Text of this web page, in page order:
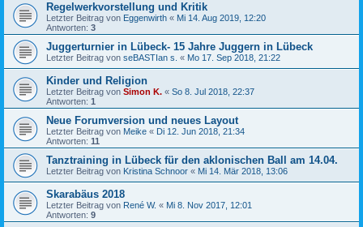
Regelwerkvorstellung und Kritik
Letzter Beitrag von Eggenwirth « Mi 14. Aug 2019, 12:20
Antworten: 3
Juggerturnier in Lübeck- 15 Jahre Juggern in Lübeck
Letzter Beitrag von seBASTIan s. « Mo 17. Sep 2018, 21:22
Kinder und Religion
Letzter Beitrag von Simon K. « So 8. Jul 2018, 22:37
Antworten: 1
Neue Forumversion und neues Layout
Letzter Beitrag von Meike « Di 12. Jun 2018, 21:34
Antworten: 11
Tanztraining in Lübeck für den aklonischen Ball am 14.04.
Letzter Beitrag von Kristina Schnoor « Mi 14. Mär 2018, 13:06
Skarabäus 2018
Letzter Beitrag von René W. « Mi 8. Nov 2017, 12:01
Antworten: 9